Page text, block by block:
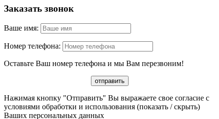
Заказать звонок
Ваше имя:
Номер телефона:
Оставьте Ваш номер телефона и мы Вам перезвоним!
Нажимая кнопку "Отправить" Вы выражаете свое согласие с
условиями обработки и использования (показать / скрыть)
Ваших персональных данных